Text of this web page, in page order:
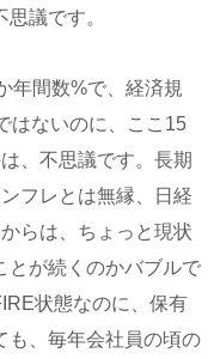
議です。
年間数%で、経済規
はないのに、ここ15
、不思議です。長期
フレとは無縁、日経
らは、ちょっと現状
とが続くのかバブルで
状態なのに、保有
も、毎年会社員の頃の